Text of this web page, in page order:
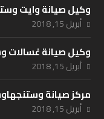
وكيل صيانة وايت
أبريل 15, 2018
وكيل صيانة غسالات
أبريل 15, 2018
مركز صيانة وستنجهاوس فى
أبريل 15, 2018